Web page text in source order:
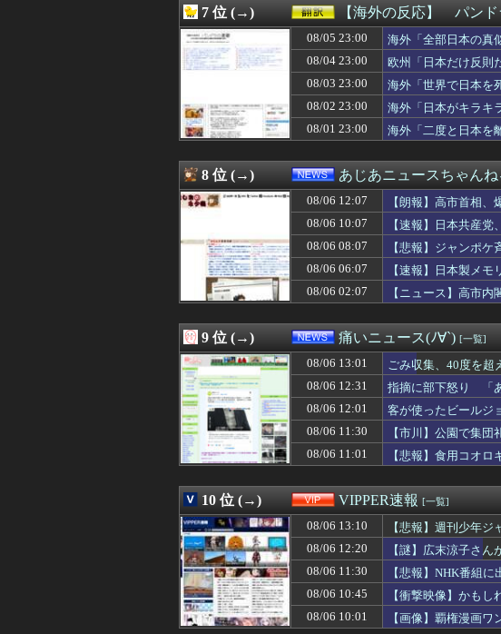
08/06 12:39
実家から少し離れたところで昔、
08/06 12:39
【画像】福岡、こんなのが普通に
08/06 12:39
明日から1週間、好きなものを毎
08/06 12:39
【画像】元NHK中川安奈「巨乳
08/06 12:36
海外「日本は変わらない」NHK職
【悲報】医者「娘さん、ダウン症
08/06 12:35
【画像】あのちゃん、なんか別人
08/06 12:35
韓国人「日本が東アジア地域で最
08/06 12:35
昨季60本塁打・OPS.948の『カル
08/06 12:34
英国人「獲得してくれ」上田綺世
08/06 12:34
アニメ監督「ラスボス戦かぁ……主
08/06 12:33
【ｼｺ画像】お尻がクッソエ○チな
【画像】ブス巨乳が一番抜ける←
涌井秀章(40) 3勝1敗 4QS 防御率
08/06 12:31
【悲報】スケート高木美帆への国
08/06 12:31
韓国人「日韓のこの分野で比較し
08/06 12:31
指摘に部下怒り 「あなたは失格
08/06 12:30
【原神】シンプルにモラが無い
08/06 12:30
「飲食店潰れますよ」食料品消費
08/06 12:30
【コテスタ・スタサポ・フェアス
08/06 12:30
【にじさんじ】珠乃井ナナ、デビ
08/06 12:30
【画像】半世紀以上前の母子手帳
08/06 12:30
【驚愕】嫁さんの浮気が判明→間
08/06 12:30
【物議】甲子園ムック、なぜ今ま
08/06 12:30
女「いやぁ！中はだめえ！！」い
08/06 12:30
【FE万紫千紅】今のところこの
08/06 12:30
AIが指示なくサイバー攻撃 英政
08/06 12:30
「オーデコロンの定期注文が月50
08/06 12:30
韓国人「猛暑の中頑張る日本のエ
08/06 12:30
【悲報？】チョコバナナクレープ
08/06 12:29
今まで賛成派から発言権を奪って
08/06 12:29
従弟「研修だから泊めて」私「
08/06 12:29
「ドカ食いダイスキ！もちづきさ
08/06 12:29
赤十字、スペイン領セウタに殺到
08/06 12:27
母はある金融機関の、保険と貯金
08/06 12:27
【画像】髭面の有名人
7 位 (→) 【海外の反応】 パン
08/05 23:00
海外「全部日本の真
08/04 23:00
欧州「日本だけ反則
08/03 23:00
海外「世界で日本を
08/02 23:00
海外「日本がキラキ
08/01 23:00
海外「二度と日本を
8 位 (→) あじあニュースちゃんね
08/06 12:07
【朗報】高市首相、
08/06 10:07
【速報】日本共産
08/06 08:07
【悲報】ジャンポ
08/06 06:07
【速報】日本製メ
08/06 02:07
【ニュース】高市
9 位 (→) 痛いニュース(ﾉ∀`) [一覧]
08/06 13:01
ごみ収集、40度を
08/06 12:31
指摘に部下怒り 「
08/06 12:01
客が使ったビールジ
08/06 11:30
【市川】公園で集
と地元に温度差
08/06 11:01 【悲報】食用コオ
10 位 (→) VIPPER速報 [一覧]
08/06 13:10
【悲報】週刊少年
08/06 12:20
【謎】広末涼子さ
08/06 11:30
【悲報】NHK番組
08/06 10:45
【衝撃映像】かも
08/06 10:01
【画像】覇権漫画